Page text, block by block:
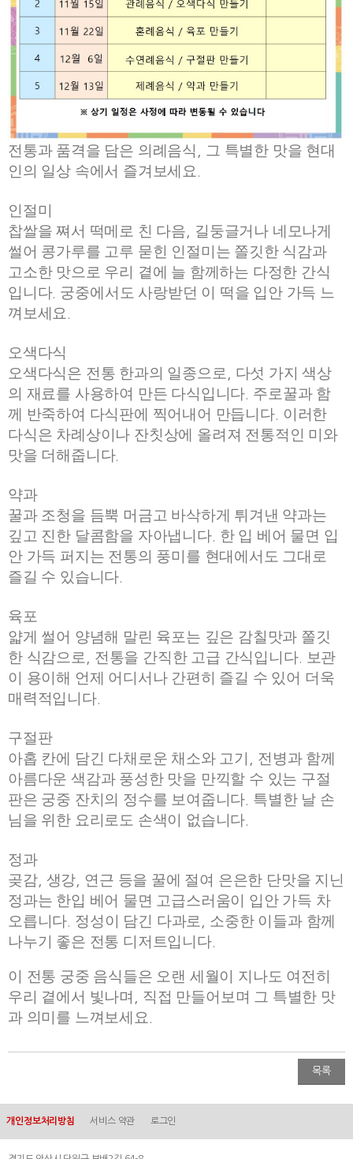
전통과 품격을 담은 의례음식
그 특별한 맛을 현대
인의 일상 속에서 즐겨보세요
인절미
찹쌀을 쪄서 떡메로 친 다음
길둥글거나 네모나게
썰어 콩가루를 고루 묻힌 인절미는 쫄깃한 식감과
고소한 맛으로 우리 곁에 늘 함께하는 다정한 간식
입니다. 궁중에서도 사랑받던 이 떡을 입안 가득 느
껴보세요
오색다식
오색다식은 전통 한과의 일종으로
다섯 가지 색상
의 재료를 사용하여 만든 다식입니다 주로꿀과 함
께 반죽하여 다식판에 찍어내어 만듭니다.
이러한
다식은 차례상이나 잔칫상에 올려져 전통적인 미와
맛을 더해줍니다.
약과
꿀과 조청을 듬뿍 머금고 바삭하게 튀겨낸 약과는
깊고 진한 달콤함을 자아냅니다. 한 입 베어 물면 입
안 가득 퍼지는 전통의 풍미를 현대에서도 그대로
즐길 수 있습니다
육포
얇게 썰어 양념해 말린 육포는 깊은 감칠맛과 쫄깃
한 식감으로
전통을 간직한 고급 간식입니다.
보관
이 용이해 언제 어디서나 간편히 즐길 수 있어 더욱
매력적입니다.
구절판
아홉 칸에 담긴 다채로운 채소와 고기
전병과 함께
아름다운 색감과 풍성한 맛을 만끽할 수 있는 구절
판은 궁중 잔치의 정수를 보여줍니다 특별한 날 손
님을 위한 요리로도 손색이 없습니다
정과
곶감, 생강 연근 등을 꿀에 절여 은은한 단맛을 지닌
정과는 한입 베어 물면 고급스러움이 입안 가득 차
오릅니다 정성이 담긴 다과로
소중한 이들과 함께
나누기 좋은 전통 디저트입니다.
이 전통 궁중 음식들은 오랜 세월이 지나도 여전히
우리 곁에서 빛나며
직접 만들어보며 그 특별한 맛
과 의미를 느껴보세요
목록
개인정보처리방침 서비스 약관 로그인